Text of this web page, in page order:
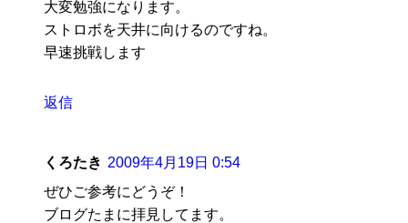
大変勉強になります。
ストロボを天井に向けるのですね。
早速挑戦します
返信
くろたき 2009年4月19日 0:54
ぜひご参考にどうぞ！
ブログたまに拝見してます。